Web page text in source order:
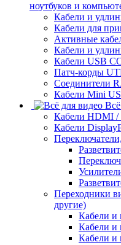
ноутбуков и
Кабели и
Кабели для
Активные
Кабели и
Кабели USB
Патч-корды
Соединители
Кабели Mini
Кабели HDMI /
Кабели
Переходники
другие)
Кабели и
Кабели и
Кабели и